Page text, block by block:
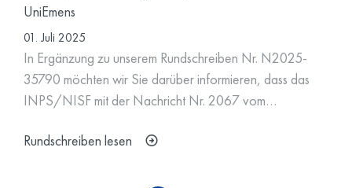
UniEmens
01. Juli 2025
In Ergänzung zu unserem Rundschreiben Nr. N2025-
35790 möchten wir Sie darüber informieren, dass das
INPS/NISF mit der Nachricht Nr. 2067 vom…
Rundschreiben lesen